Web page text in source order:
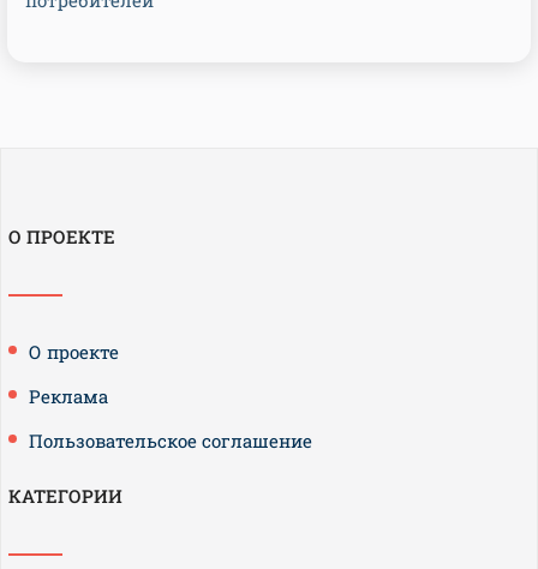
О ПРОЕКТЕ
О проекте
Реклама
Пользовательское соглашение
КАТЕГОРИИ